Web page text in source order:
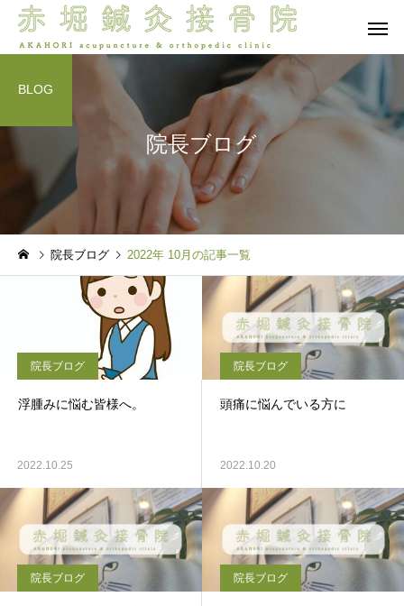
保険診療
脳バランス療法 オプショ
夜眠れないのは脳が休めな
いから？入眠困難の本当の
理由 前編
首肩腰は痛いけど体幹
が入らない…その正体
「混合タイプ」？脳と
の連携から紐解く新事
院長ブログ
BLOG
院長ブログ 2022年 10月の記事一覧
院長ブログ
浮腫みに悩む皆様へ。
2022.10.25
院長ブログ
頭痛に悩んでいる方に
2022.10.20
院長ブログ 院長ブログ